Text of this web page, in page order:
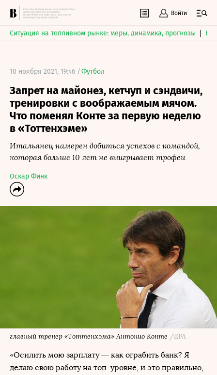
Войти
Ситуация на топливном рынке: меры, динамика, прогнозы
10 ноября 2021, 19:46 /Футбол
Запрет на майонез, кетчуп и сэндвичи,
тренировки с воображаемым мячом.
Что поменял Конте за первую неделю
в «Тоттенхэме»
Итальянец намерен добиться успехов с командой,
которая больше 10 лет не выигрывает трофеи
Оскар Финк
главный тренер «Тоттенхэма» Антонио Конте /EPA
«Осилить мою зарплату — как ограбить банк? Я
делаю свою работу на топ-уровне, и это правильно,